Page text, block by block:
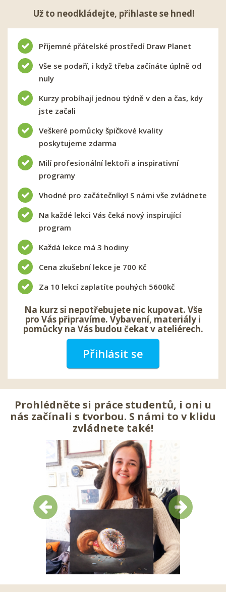
Už to neodkládejte, přihlaste se hned!
Příjemné přátelské prostředí Draw Planet
Vše se podaří, i když třeba začínáte úplně od
nuly
Kurzy probíhají jednou týdně v den a čas, kdy
jste začali
Veškeré pomůcky špičkové kvality
poskytujeme zdarma
Milí profesionální lektoři a inspirativní
programy
Vhodné pro začátečníky! S námi vše zvládnete
Na každé lekci Vás čeká nový inspirující
program
Každá lekce má 3 hodiny
Cena zkušební lekce je 700 Kč
Za 10 lekcí zaplatíte pouhých 5600kč
Na kurz si nepotřebujete nic kupovat. Vše
pro Vás připravíme. Vybavení, materiály i
pomůcky na Vás budou čekat v ateliérech.
Přihlásit se
Prohlédněte si práce studentů, i oni u
nás začínali s tvorbou. S námi to v klidu
zvládnete také!
Předchozí Další